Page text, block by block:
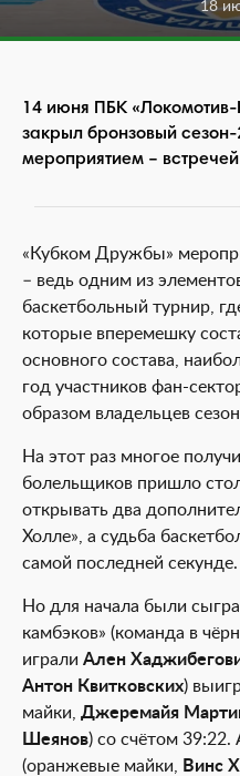
18
14 июня ПБК «Локомотив-
закрыл бронзовый
мероприятием –
«Кубком Дружбы»
– ведь одним из
баскетбольный турнир,
которые вперемешку
основного состава,
год участников фан-
образом владельцев
На этот раз многое
болельщиков пришло
открывать два
Холле», а судьба
самой последней секунде.
Но для начала были
камбэков» (команда в
играли Ален
Антон Квитковских)
майки, Джеремайя
Шеянов) со счётом
(оранжевые майки,
Винс